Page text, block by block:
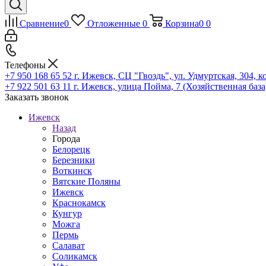
Сравнение0 Отложенные 0 Корзина0 0
Телефоны
+7 950 168 65 52 г. Ижевск, СЦ "Гвоздь", ул. Удмуртская, 304,
+7 922 501 63 11 г. Ижевск, улица Пойма, 7 (Хозяйственная
Заказать звонок
Ижевск
Назад
Города
Белорецк
Березники
Воткинск
Вятские Поляны
Ижевск
Краснокамск
Кунгур
Можга
Пермь
Салават
Соликамск